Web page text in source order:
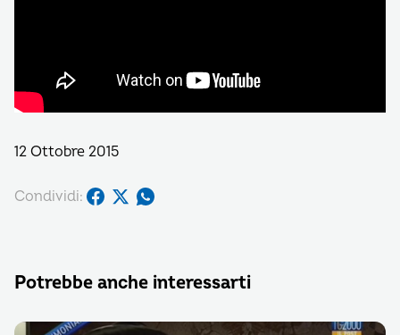
12 Ottobre 2015
Condividi:
Potrebbe anche interessarti